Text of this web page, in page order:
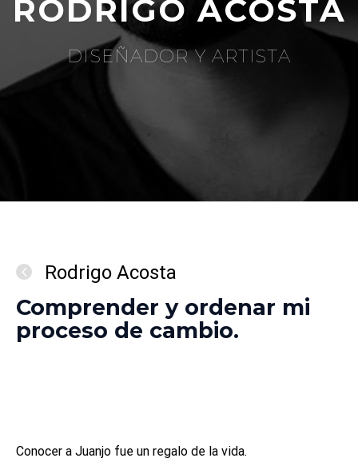
RODRIGO ACOSTA
DISEÑADOR Y ARTISTA
Rodrigo Acosta
Comprender y ordenar mi
proceso de cambio.
Conocer a Juanjo fue un regalo de la vida.